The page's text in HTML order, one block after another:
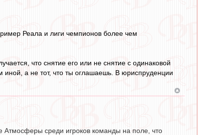
Реала и лиги чемпионов более чем
что снятие его или не снятие с одинаковой
иной, а не тот, что ты оглашаешь. В юриспруденции
Атмосферы среди игроков команды на поле, что